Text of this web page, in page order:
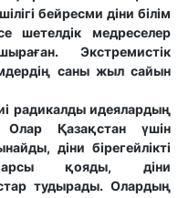
бейресми діни білім
шетелдік медреселер
Экстремистік
саны жыл сайын
радикалды идеялардың
Олар Қазақстан үшін
діни бірегейлікті
қояды, діни
тудырады. Олардың